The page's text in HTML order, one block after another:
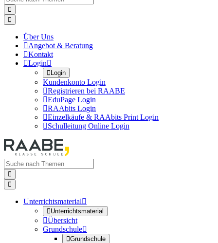


Über Uns
Angebot & Beratung
Kontakt
Login
Login
Kundenkonto Login
Registrieren bei RAABE
EduPage Login
RAAbits Login
Einzelkäufe & RAAbits Print Login
Schulleitung Online Login


Unterrichtsmaterial
Unterrichtsmaterial
Übersicht
Grundschule
Grundschule